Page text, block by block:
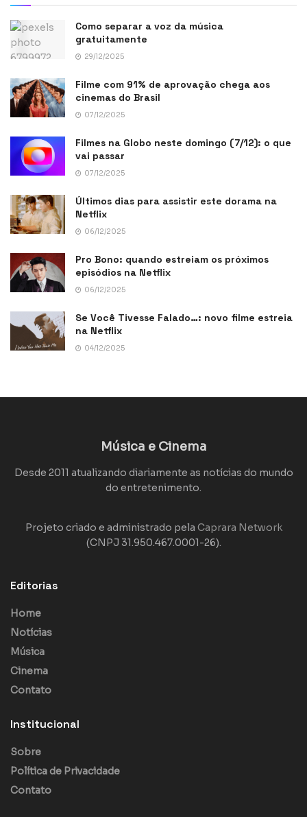
Como separar a voz da música
gratuitamente
29/12/2025
Filme com 91% de aprovação chega aos
cinemas do Brasil
07/12/2025
Filmes na Globo neste domingo (7/12): o que
vai passar
07/12/2025
Últimos dias para assistir este dorama na
Netflix
06/12/2025
Pro Bono: quando estreiam os próximos
episódios na Netflix
06/12/2025
Se Você Tivesse Falado…: novo filme estreia
na Netflix
04/12/2025
Música e Cinema
Desde 2011 atualizando diariamente as notícias do mundo
do entretenimento.
Projeto criado e administrado pela Caprara Network
(CNPJ 31.950.467.0001-26).
Editorias
Home
Notícias
Música
Cinema
Contato
Institucional
Sobre
Política de Privacidade
Contato